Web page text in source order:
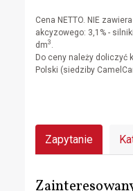
Cena NETTO. NIE
akcyzowego: 3,1% -
dm3 .
Do ceny należy doliczyć
Polski (siedziby
Zapytanie